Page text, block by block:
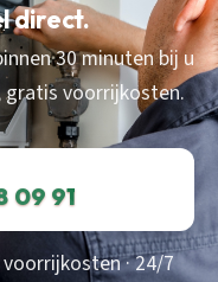
direct.
30 minuten bij u
gratis voorrijkosten.
09 91
· 24/7